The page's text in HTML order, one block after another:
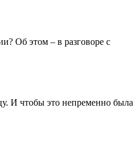
Об этом – в разговоре с
И чтобы это непременно была